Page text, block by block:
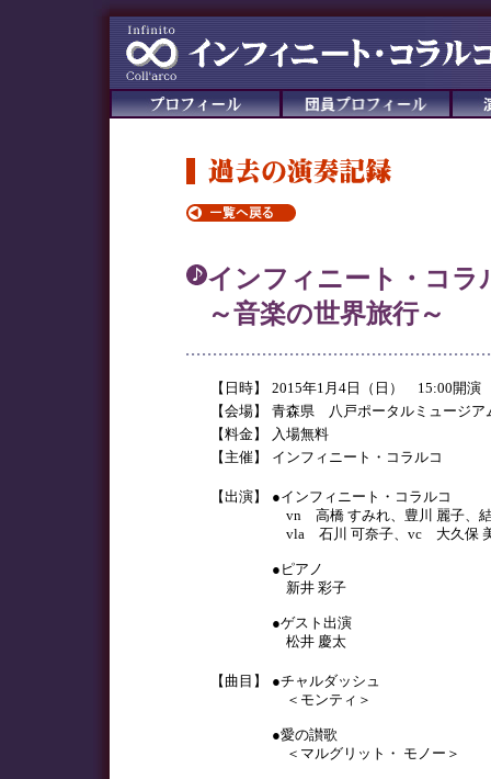
インフィニート・コラ
～音楽の世界旅行～
【日時】
2015年1月4日（日） 15:00開演
【会場】
青森県 八戸ポータルミュージ
【料金】
入場無料
【主催】
インフィニート・コラルコ
【出演】
●インフィニート・コラルコ
vn 高橋 すみれ、豊川 麗子、
vla 石川 可奈子、vc 大久保
●ピアノ
新井 彩子
●ゲスト出演
松井 慶太
【曲目】
●チャルダッシュ
＜モンティ＞
●愛の讃歌
＜マルグリット・ モノー＞